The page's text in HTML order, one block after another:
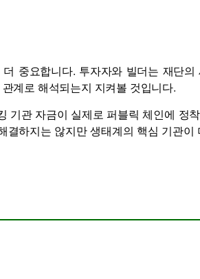
중요합니다. 투자자와 빌더는 재단의
계로 해석되는지 지켜볼 것입니다.
기관 자금이 실제로 퍼블릭 체인에 정
결하지는 않지만 생태계의 핵심 기관이